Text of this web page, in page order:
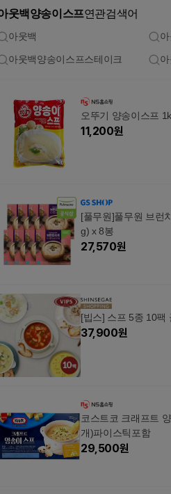
웃백양송이스프연관검색어
아웃백
아웃백양송이스프스테이크
오뚜기 양송이스프
11,200원
[풀무원]풀무원 브런
g) x 8봉
27,570원
[빕스] 스프 5종 10팩
37,900원
코스트코 크래프트
개)파이스틱포함
29,500원